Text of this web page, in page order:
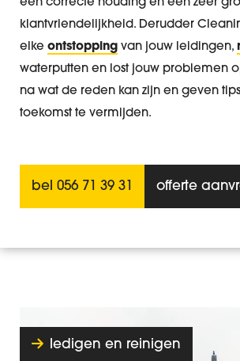
een correcte houding en een zeer
klantvriendelijkheid. Derudder
elke ontstopping van jouw leidingen,
waterputten en lost jouw problemen
na wat de reden kan zijn en geven
toekomst te vermijden.
bel 056 71 39 31 offerte
ledigen en reinigen